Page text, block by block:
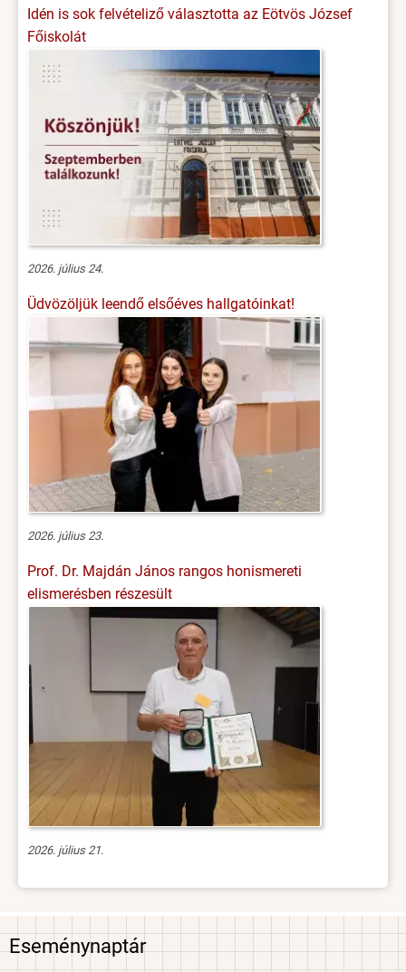
Idén is sok felvételiző választotta az Eötvös József
Főiskolát
2026. július 24.
Üdvözöljük leendő elsőéves hallgatóinkat!
2026. július 23.
Prof. Dr. Majdán János rangos honismereti
elismerésben részesült
2026. július 21.
Eseménynaptár